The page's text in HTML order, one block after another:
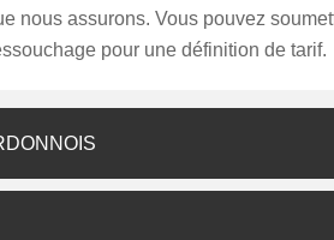
nous assurons. Vous pouvez
pour une définition de tarif.